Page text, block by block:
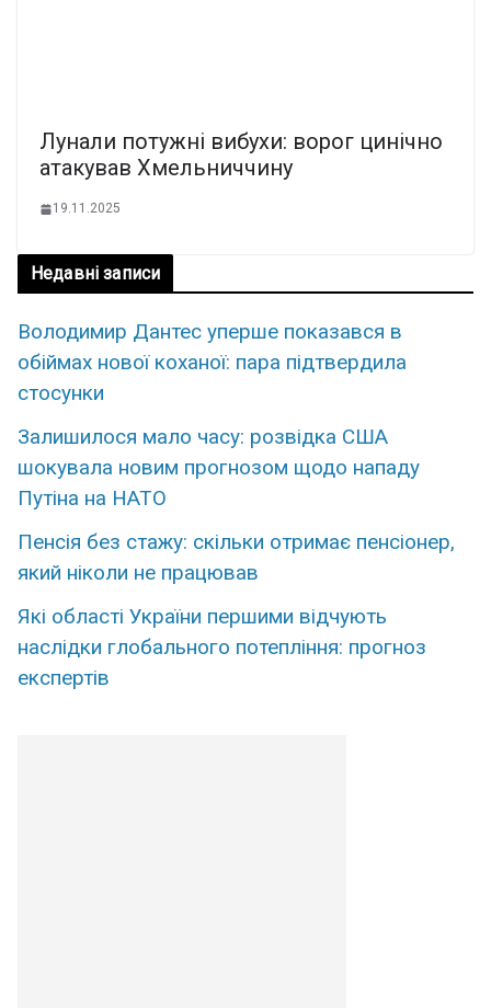
Лунали потужні вибухи: ворог цинічно
атакував Хмельниччину
19.11.2025
Недавні записи
Володимир Дантес уперше показався в
обіймах нової коханої: пара підтвердила
стосунки
Залишилося мало часу: розвідка США
шокувала новим прогнозом щодо нападу
Путіна на НАТО
Пенсія без стажу: скільки отримає пенсіонер,
який ніколи не працював
Які області України першими відчують
наслідки глобального потепління: прогноз
експертів